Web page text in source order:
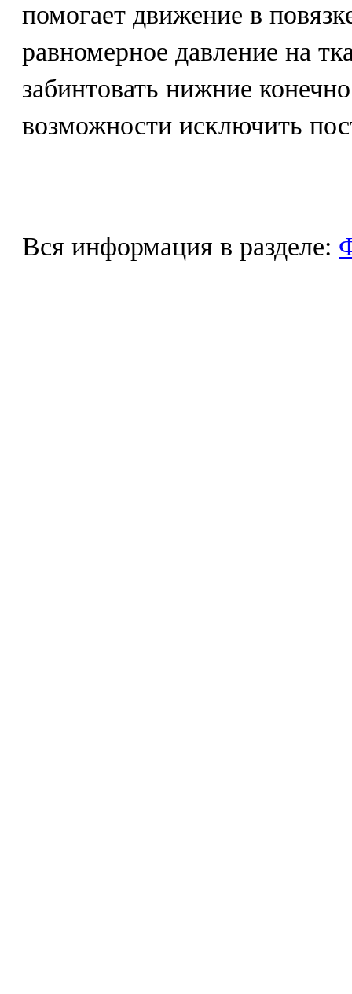
помогает движение в
равномерное давление на
забинтовать нижние
возможности исключить
Вся информация в разделе: